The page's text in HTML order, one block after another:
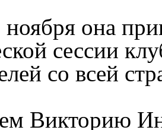
она
сессии
со всей
Викторию